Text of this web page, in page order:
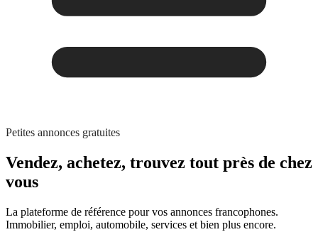
Petites annonces gratuites
Vendez, achetez, trouvez tout près de chez
vous
La plateforme de référence pour vos annonces francophones.
Immobilier, emploi, automobile, services et bien plus encore.